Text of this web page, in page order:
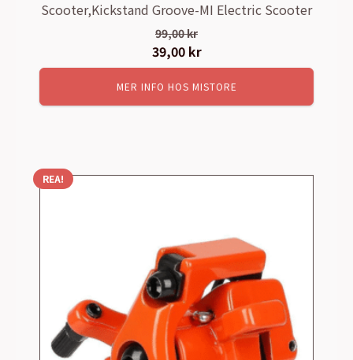
Scooter,Kickstand Groove-MI Electric Scooter
99,00kr
Det
ursprungliga
priset
var:
39,00 krDet
nuvarande
priset
är:
MER INFO HOS MISTORE
REA!